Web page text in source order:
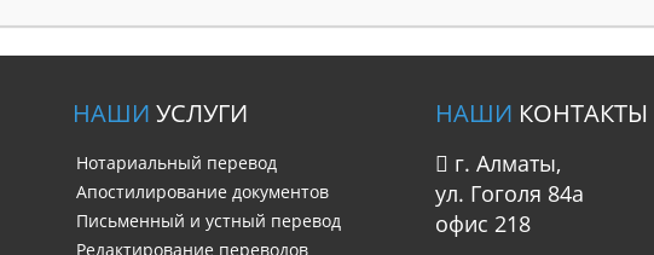
НАШИ УСЛУГИ
Нотариальный перевод
Апостилирование документов
Письменный и устный перевод
Редактирование переводов
НАШИ КОНТАКТЫ
г. Алматы,
ул. Гоголя 84а
офис 218